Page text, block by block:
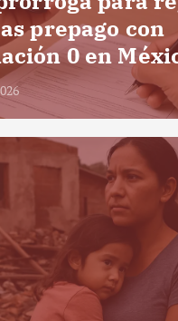
prepago con
0 en